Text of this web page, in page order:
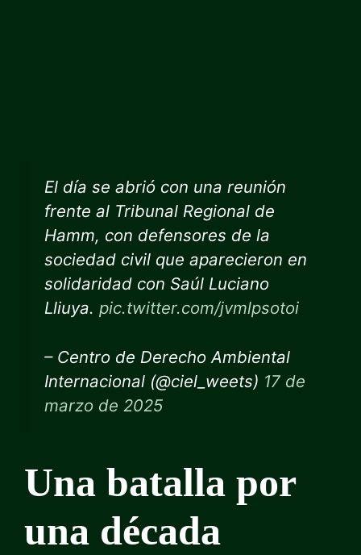
El día se abrió con una reunión
frente al Tribunal Regional de
Hamm, con defensores de la
sociedad civil que aparecieron en
solidaridad con Saúl Luciano
Lliuya. pic.twitter.com/jvmlpsotoi
– Centro de Derecho Ambiental
Internacional (@ciel_weets) 17 de
marzo de 2025
Una batalla por
una década